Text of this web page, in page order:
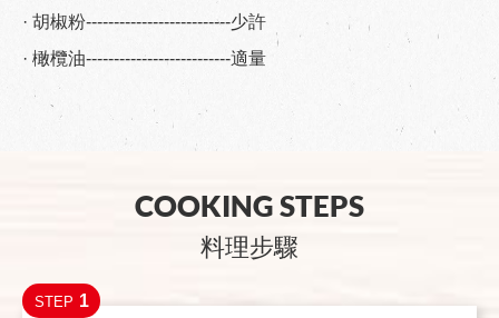
· 胡椒粉--------------------------少許
· 橄欖油--------------------------適量
COOKING STEPS
料理步驟
STEP 1